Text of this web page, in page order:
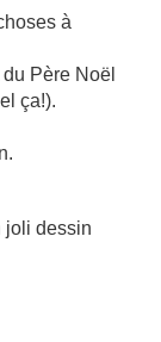
à
Père Noël
ça!).
joli dessin